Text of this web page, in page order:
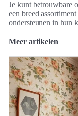
Je kunt betrouwbare
een breed
ondersteunen in hun
Meer artikelen